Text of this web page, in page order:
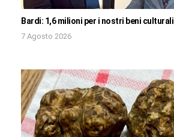
Bardi: 1,6 milioni per i nostri beni culturali
7 Agosto 2026